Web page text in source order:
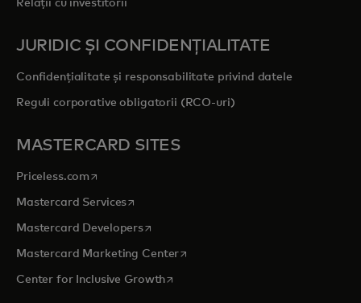
Relații cu investitorii
JURIDIC ȘI CONFIDENȚIALITATE
Confidențialitate și responsabilitate privind datele
Reguli corporative obligatorii (RCO-uri)
MASTERCARD SITES
Priceless.com opens in a new tab
Mastercard Servicesopens in a new tab
Mastercard Developersopens in a new tab
Mastercard Marketing Centeropens in a new tab
Center for Inclusive Growthopens in a new tab